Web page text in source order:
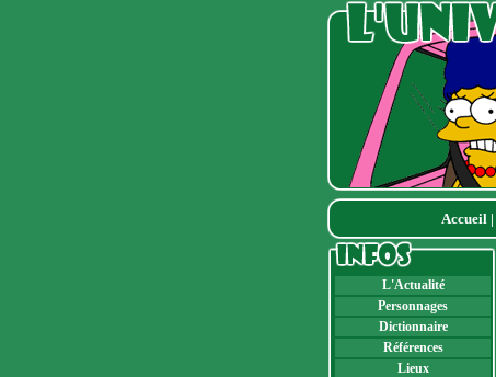
Accueil|
L'Actualité
Personnages
Dictionnaire
Références
Lieux